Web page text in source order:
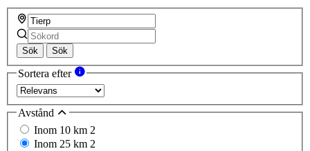
Sök Sök
Sortera efter
Avstånd
Inom 10 km 2
Inom 25 km 2